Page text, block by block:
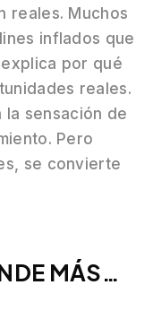
reales. Muchos
inflados que
por qué
reales.
la sensación de
Pero
se convierte
MÁS…